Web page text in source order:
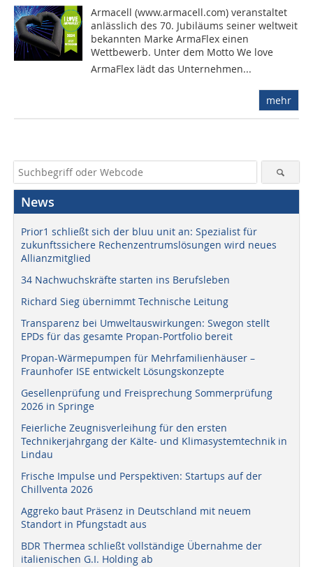
Armacell (www.armacell.com) veranstaltet
anlässlich des 70. Jubiläums seiner weltweit
bekannten Marke ArmaFlex einen
Wettbewerb. Unter dem Motto We love
ArmaFlex lädt das Unternehmen...
mehr
News
Prior1 schließt sich der bluu unit an: Spezialist für
zukunftssichere Rechenzentrumslösungen wird neues
Allianzmitglied
34 Nachwuchskräfte starten ins Berufsleben
Richard Sieg übernimmt Technische Leitung
Transparenz bei Umweltauswirkungen: Swegon stellt
EPDs für das gesamte Propan-Portfolio bereit
Propan-Wärmepumpen für Mehrfamilienhäuser –
Fraunhofer ISE entwickelt Lösungskonzepte
Gesellenprüfung und Freisprechung Sommerprüfung
2026 in Springe
Feierliche Zeugnisverleihung für den ersten
Technikerjahrgang der Kälte- und Klimasystemtechnik in
Lindau
Frische Impulse und Perspektiven: Startups auf der
Chillventa 2026
Aggreko baut Präsenz in Deutschland mit neuem
Standort in Pfungstadt aus
BDR Thermea schließt vollständige Übernahme der
italienischen G.I. Holding ab